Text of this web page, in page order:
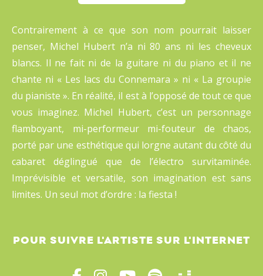
Contrairement à ce que son nom pourrait laisser
penser, Michel Hubert n’a ni 80 ans ni les cheveux
blancs. Il ne fait ni de la guitare ni du piano et il ne
chante ni « Les lacs du Connemara » ni « La groupie
du pianiste ». En réalité, il est à l’opposé de tout ce que
vous imaginez. Michel Hubert, c’est un personnage
flamboyant, mi-performeur mi-fouteur de chaos,
porté par une esthétique qui lorgne autant du côté du
cabaret déglingué que de l’électro survitaminée.
Imprévisible et versatile, son imagination est sans
limites. Un seul mot d’ordre : la fiesta !
POUR SUIVRE L'ARTISTE SUR L'INTERNET